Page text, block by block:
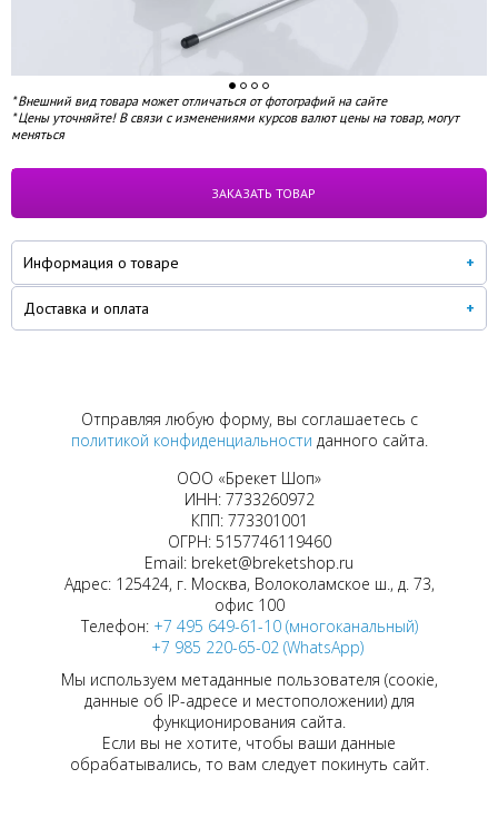
* Внешний вид товара может отличаться от фотографий на сайте
* Цены уточняйте! В связи с изменениями курсов валют цены на товар, могут
меняться
под заказ
ЗАКАЗАТЬ ТОВАР
Информация о товаре
Доставка и оплата
Отправляя любую форму, вы соглашаетесь с
политикой конфиденциальности данного сайта.
ООО «Брекет Шоп»
ИНН: 7733260972
КПП: 773301001
ОГРН: 5157746119460
Email: breket@breketshop.ru
Адрес: 125424, г. Москва, Волоколамское ш., д. 73,
офис 100
Телефон: +7 495 649-61-10 (многоканальный)
+7 985 220-65-02 (WhatsApp)
Мы используем метаданные пользователя (соокіе,
данные об IP-адресе и местоположении) для
функционирования сайта.
Если вы не хотите, чтобы ваши данные
обрабатывались, то вам следует покинуть сайт.